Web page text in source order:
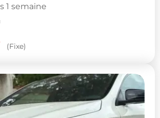
1 semaine
(Fixe)